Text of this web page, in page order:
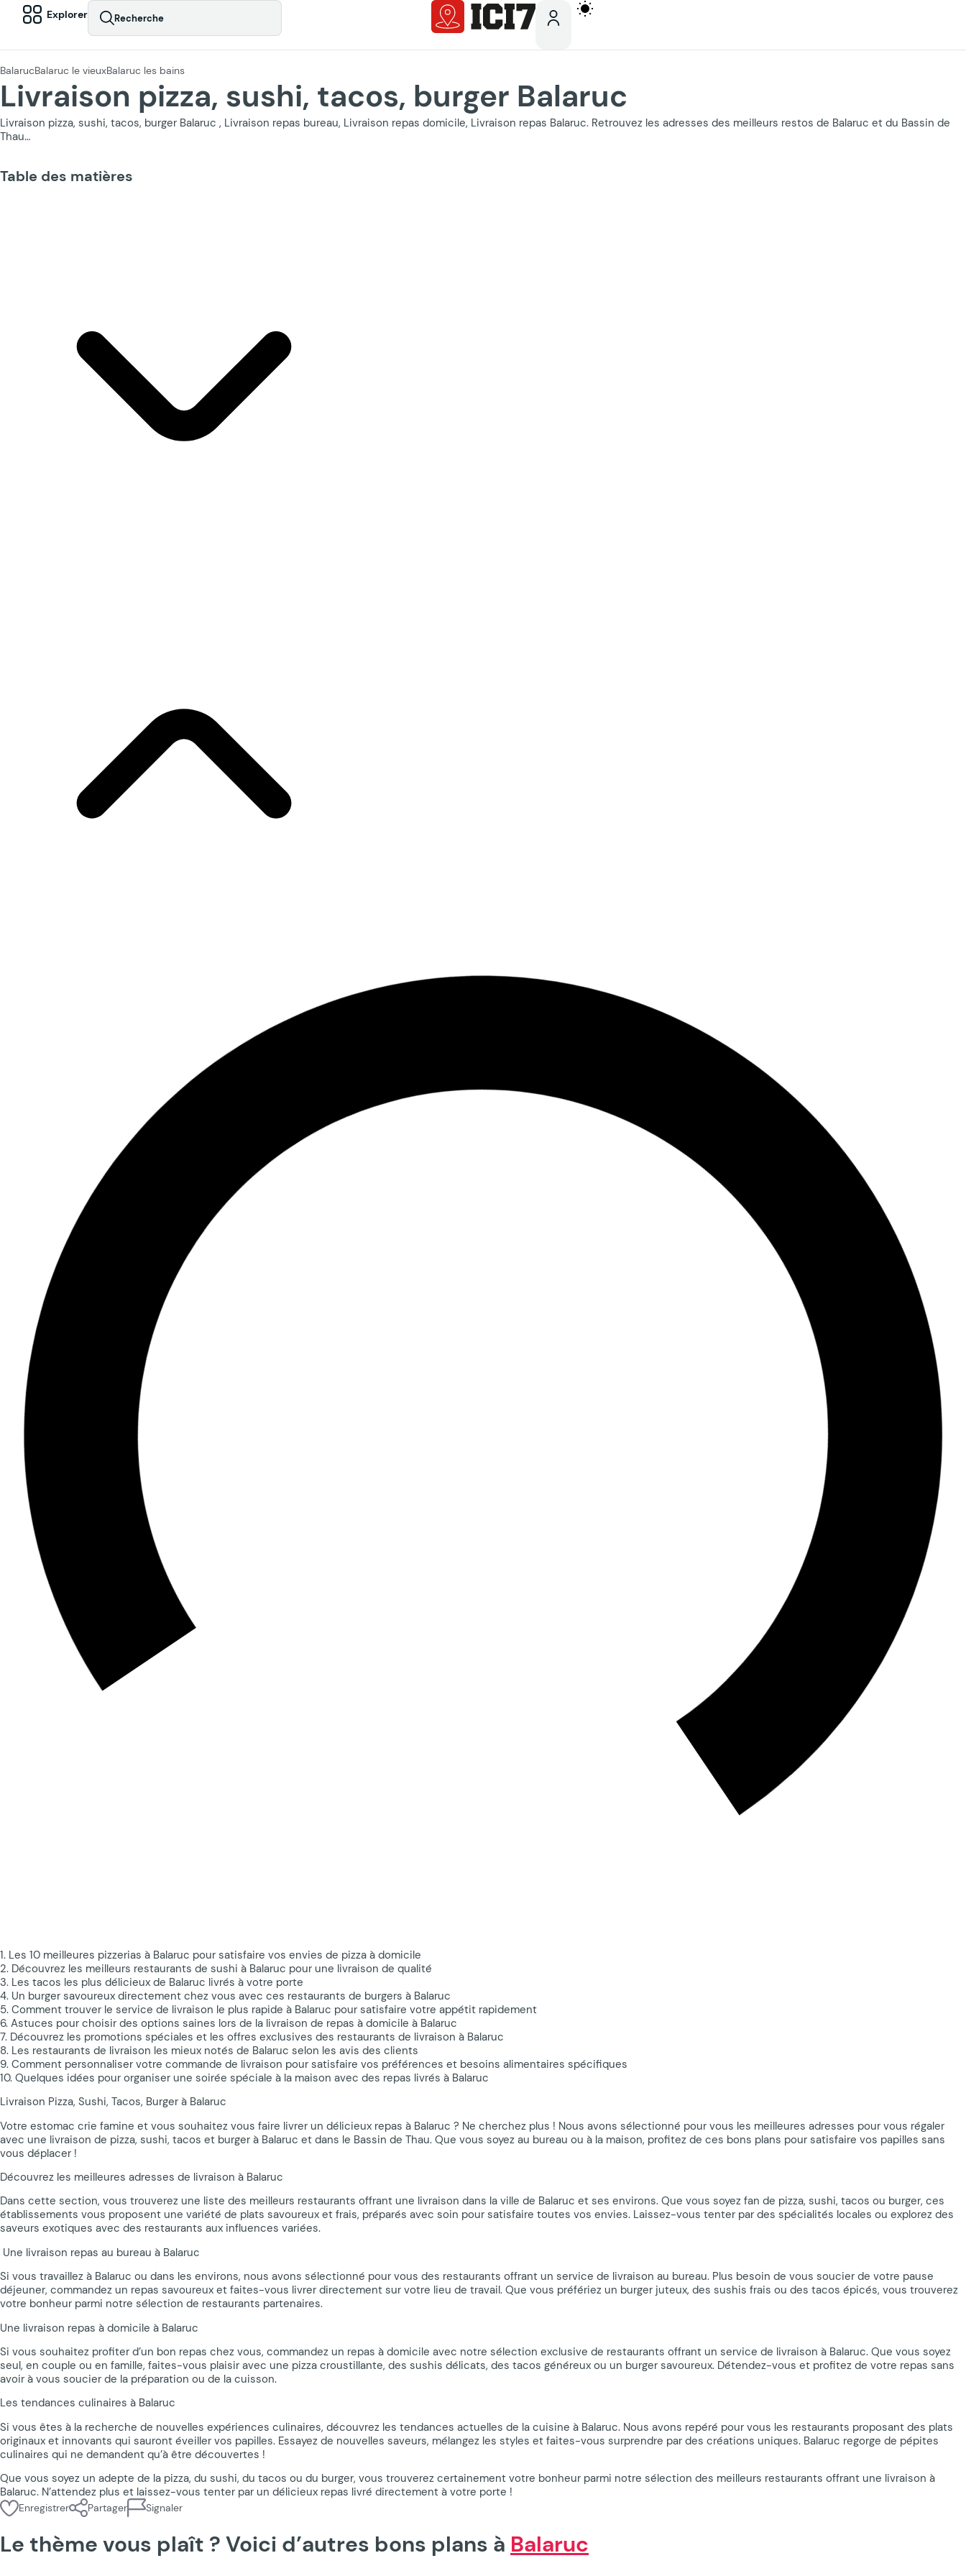
Explorer Recherche
BalarucBalaruc le vieuxBalaruc les bains
Livraison pizza, sushi, tacos, burger Balaruc
Livraison pizza, sushi, tacos, burger Balaruc , Livraison repas bureau, Livraison repas domicile, Livraison repas Balaruc. Retrouvez les adresses des meilleurs restos de Balaruc et du Bassin de
Thau…
Table des matières
1. Les 10 meilleures pizzerias à Balaruc pour satisfaire vos envies de pizza à domicile
2. Découvrez les meilleurs restaurants de sushi à Balaruc pour une livraison de qualité
3. Les tacos les plus délicieux de Balaruc livrés à votre porte
4. Un burger savoureux directement chez vous avec ces restaurants de burgers à Balaruc
5. Comment trouver le service de livraison le plus rapide à Balaruc pour satisfaire votre appétit rapidement
6. Astuces pour choisir des options saines lors de la livraison de repas à domicile à Balaruc
7. Découvrez les promotions spéciales et les offres exclusives des restaurants de livraison à Balaruc
8. Les restaurants de livraison les mieux notés de Balaruc selon les avis des clients
9. Comment personnaliser votre commande de livraison pour satisfaire vos préférences et besoins alimentaires spécifiques
10. Quelques idées pour organiser une soirée spéciale à la maison avec des repas livrés à Balaruc
Livraison Pizza, Sushi, Tacos, Burger à Balaruc
Votre estomac crie famine et vous souhaitez vous faire livrer un délicieux repas à Balaruc ? Ne cherchez plus ! Nous avons sélectionné pour vous les meilleures adresses pour vous régaler
avec une livraison de pizza, sushi, tacos et burger à Balaruc et dans le Bassin de Thau. Que vous soyez au bureau ou à la maison, profitez de ces bons plans pour satisfaire vos papilles sans
vous déplacer !
Découvrez les meilleures adresses de livraison à Balaruc
Dans cette section, vous trouverez une liste des meilleurs restaurants offrant une livraison dans la ville de Balaruc et ses environs. Que vous soyez fan de pizza, sushi, tacos ou burger, ces
établissements vous proposent une variété de plats savoureux et frais, préparés avec soin pour satisfaire toutes vos envies. Laissez-vous tenter par des spécialités locales ou explorez des
saveurs exotiques avec des restaurants aux influences variées.
️ Une livraison repas au bureau à Balaruc ️
Si vous travaillez à Balaruc ou dans les environs, nous avons sélectionné pour vous des restaurants offrant un service de livraison au bureau. Plus besoin de vous soucier de votre pause
déjeuner, commandez un repas savoureux et faites-vous livrer directement sur votre lieu de travail. Que vous préfériez un burger juteux, des sushis frais ou des tacos épicés, vous trouverez
votre bonheur parmi notre sélection de restaurants partenaires.
Une livraison repas à domicile à Balaruc
Si vous souhaitez profiter d’un bon repas chez vous, commandez un repas à domicile avec notre sélection exclusive de restaurants offrant un service de livraison à Balaruc. Que vous soyez
seul, en couple ou en famille, faites-vous plaisir avec une pizza croustillante, des sushis délicats, des tacos généreux ou un burger savoureux. Détendez-vous et profitez de votre repas sans
avoir à vous soucier de la préparation ou de la cuisson.
Les tendances culinaires à Balaruc
Si vous êtes à la recherche de nouvelles expériences culinaires, découvrez les tendances actuelles de la cuisine à Balaruc. Nous avons repéré pour vous les restaurants proposant des plats
originaux et innovants qui sauront éveiller vos papilles. Essayez de nouvelles saveurs, mélangez les styles et faites-vous surprendre par des créations uniques. Balaruc regorge de pépites
culinaires qui ne demandent qu’à être découvertes !
Que vous soyez un adepte de la pizza, du sushi, du tacos ou du burger, vous trouverez certainement votre bonheur parmi notre sélection des meilleurs restaurants offrant une livraison à
Balaruc. N’attendez plus et laissez-vous tenter par un délicieux repas livré directement à votre porte !
Enregistrer Partager Signaler
Le thème vous plaît ? Voici d’autres bons plans à Balaruc